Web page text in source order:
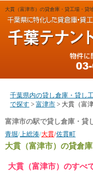
大貫（富津市）の貸倉庫・貸工場・貸
千葉県内の貸し倉庫・貸し
で探す > 富津市 > 大貫（富
富津市の駅で貸し倉庫・貸
青堀/ 上総湊/大貫/佐貫町
大貫（富津市） の貸倉
大貫（富津市）のすべ